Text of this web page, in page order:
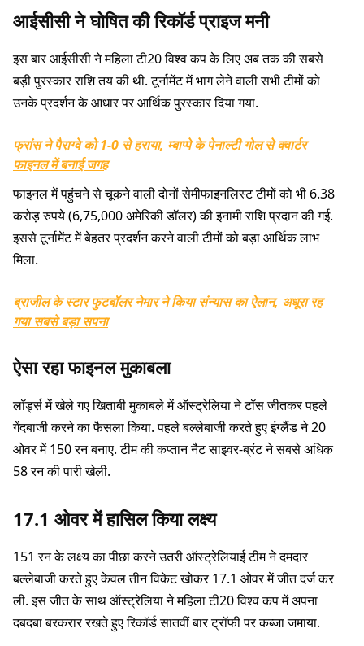
आईसीसी ने घोषित की रिकॉर्ड प्राइज मनी
इस बार आईसीसी ने महिला टी20 विश्व कप के लिए अब तक की सबसे
बड़ी पुरस्कार राशि तय की थी. टूर्नामेंट में भाग लेने वाली सभी टीमों को
उनके प्रदर्शन के आधार पर आर्थिक पुरस्कार दिया गया.
फ्रांस ने पैराग्वे को 1-0 से हराया, म्बाप्पे के पेनाल्टी गोल से क्वार्टर
फाइनल में बनाई जगह
फाइनल में पहुंचने से चूकने वाली दोनों सेमीफाइनलिस्ट टीमों को भी 6.38
करोड़ रुपये (6,75,000 अमेरिकी डॉलर) की इनामी राशि प्रदान की गई.
इससे टूर्नामेंट में बेहतर प्रदर्शन करने वाली टीमों को बड़ा आर्थिक लाभ
मिला.
ब्राजील के स्टार फुटबॉलर नेमार ने किया संन्यास का ऐलान, अधूरा रह
गया सबसे बड़ा सपना
ऐसा रहा फाइनल मुकाबला
लॉर्ड्स में खेले गए खिताबी मुकाबले में ऑस्ट्रेलिया ने टॉस जीतकर पहले
गेंदबाजी करने का फैसला किया. पहले बल्लेबाजी करते हुए इंग्लैंड ने 20
ओवर में 150 रन बनाए. टीम की कप्तान नैट साइवर-ब्रंट ने सबसे अधिक
58 रन की पारी खेली.
17.1 ओवर में हासिल किया लक्ष्य
151 रन के लक्ष्य का पीछा करने उतरी ऑस्ट्रेलियाई टीम ने दमदार
बल्लेबाजी करते हुए केवल तीन विकेट खोकर 17.1 ओवर में जीत दर्ज कर
ली. इस जीत के साथ ऑस्ट्रेलिया ने महिला टी20 विश्व कप में अपना
दबदबा बरकरार रखते हुए रिकॉर्ड सातवीं बार ट्रॉफी पर कब्जा जमाया.